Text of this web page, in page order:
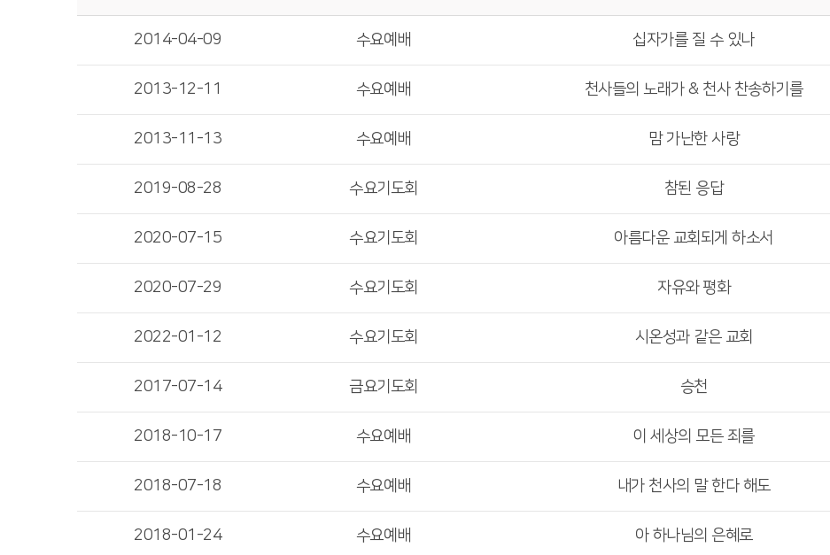
2014-04-09 수요예배 십자가를 질 수 있나
2013-12-11 수요예배 천사들의 노래가 & 천사 찬송하기를
2013-11-13 수요예배 맘 가난한 사랑
2019-08-28 수요기도회 참된 응답
2020-07-15 수요기도회 아름다운 교회되게 하소서
2020-07-29 수요기도회 자유와 평화
2022-01-12 수요기도회 시온성과 같은 교회
2017-07-14 금요기도회 승천
2018-10-17 수요예배 이 세상의 모든 죄를
2018-07-18 수요예배 내가 천사의 말 한다 해도
2018-01-24 수요예배 아 하나님의 은혜로